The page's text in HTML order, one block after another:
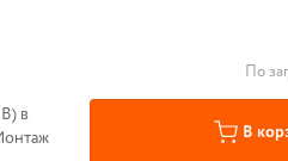
в
По
В